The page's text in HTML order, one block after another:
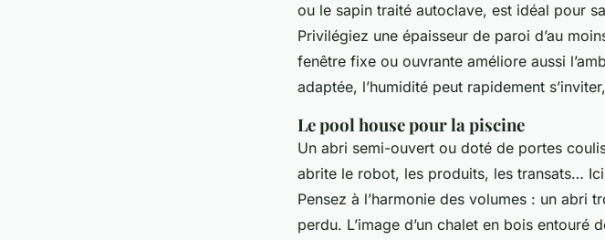
ou le sapin traité autoclave, est idéal pour
Privilégiez une épaisseur de paroi d’au
fenêtre fixe ou ouvrante améliore aussi
adaptée, l’humidité peut rapidement
Le pool house pour la piscine
Un abri semi-ouvert ou doté de portes
abrite le robot, les produits, les transats…
Pensez à l’harmonie des volumes : un abri
perdu. L’image d’un chalet en bois